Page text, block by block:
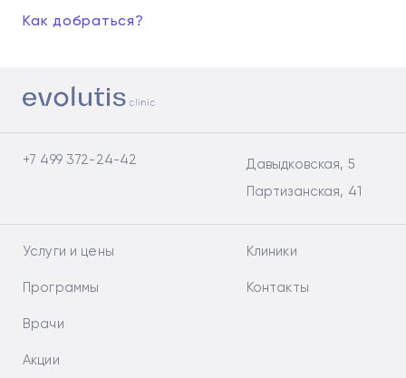
Как добраться?
+7 499 372-24-42
Давыдковская, 5
Партизанская, 41
Услуги и цены
Программы
Врачи
Акции
Клиники
Контакты